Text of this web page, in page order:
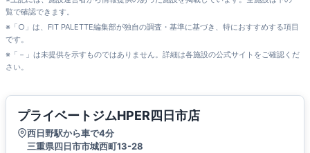
覧で確認できます。
※「○」は、FIT PALETTE編集部が独自の調査・基準に基づき、特におすすめする項目
です。
※「－」は未提供を示すものではありません。詳細は各施設の公式サイトをご確認くだ
さい。
プライベートジムHPER四日市店
西日野駅から車で4分
三重県四日市市城西町13-28